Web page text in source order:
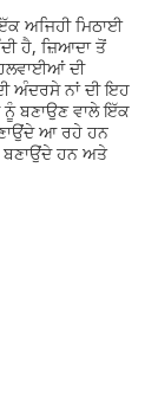
ਅਜਿਹੀ ਮਿਠਾਈ
ਹੈ, ਜ਼ਿਆਦਾ ਤੋਂ
ਦੀ
ਅੰਦਰਸੇ ਨਾਂ ਦੀ ਇਹ
ਨੂੰ ਬਣਾਉਣ ਵਾਲੇ ਇੱਕ
ਆ ਰਹੇ ਹਨ
ਬਣਾਉਂਦੇ ਹਨ ਅਤੇ